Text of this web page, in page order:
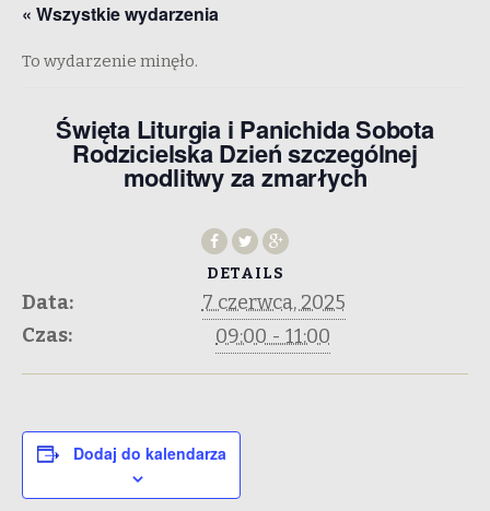
« Wszystkie wydarzenia
To wydarzenie minęło.
Święta Liturgia i Panichida Sobota
Rodzicielska Dzień szczególnej
modlitwy za zmarłych
DETAILS
Data:
7 czerwca, 2025
Czas:
09:00 - 11:00
Dodaj do kalendarza